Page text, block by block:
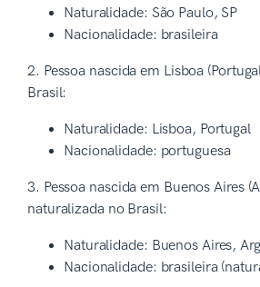
Naturalidade: São Paulo, SP
Nacionalidade: brasileira
2. Pessoa nascida em Lisboa
Brasil:
Naturalidade: Lisboa, Portugal
Nacionalidade: portuguesa
3. Pessoa nascida em Buenos Aires
naturalizada no Brasil:
Naturalidade: Buenos Aires,
Nacionalidade: brasileira